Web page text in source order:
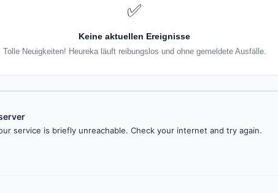
✅
Keine aktuellen Ereignisse
Tolle Neuigkeiten! Heureka läuft reibungslos und ohne gemeldete Ausfälle.
service is briefly unreachable. Check your internet and try again.